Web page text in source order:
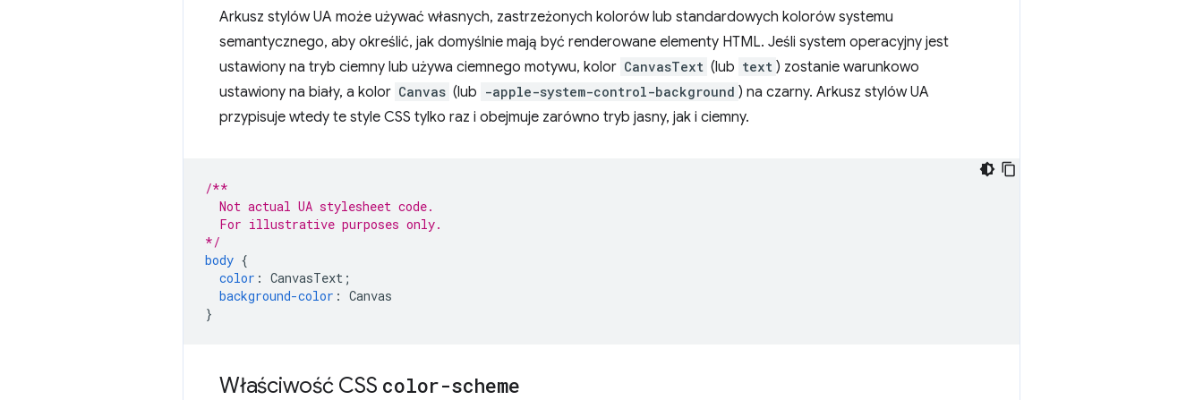
Arkusz stylów UA może używać własnych, zastrzeżonych kolorów lub standardowych kolorów systemu
semantycznego, aby określić, jak domyślnie mają być renderowane elementy HTML. Jeśli system operacyjny jest
ustawiony na tryb ciemny lub używa ciemnego motywu, kolor CanvasText (lub text ) zostanie warunkowo
ustawiony na biały, a kolor Canvas (lub -apple-system-control-background ) na czarny. Arkusz stylów UA
przypisuje wtedy te style CSS tylko raz i obejmuje zarówno tryb jasny, jak i ciemny.
/**
  Not actual UA stylesheet code.
  For illustrative purposes only.
*/
body {
color : CanvasText ;
background-color : Canvas
}
Właściwość CSS color-scheme